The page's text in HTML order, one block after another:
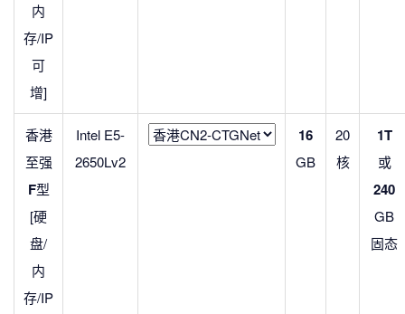
内
存/IP
可
增]
香港
至强
F型
[硬
盘/
内
存/IP
Intel E5-
2650Lv2
16
GB
20
核
1T
或
240
GB
固态